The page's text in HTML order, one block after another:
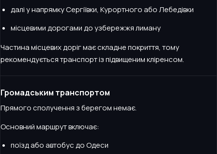
далі у напрямку Сергіївки, Курортного або Лебедівки
місцевими дорогами до узбережжя лиману
Частина місцевих доріг має складне покриття, тому
рекомендується транспорт із підвищеним кліренсом.
Громадським транспортом
Прямого сполучення з берегом немає.
Основний маршрут включає:
поїзд або автобус до Одеси